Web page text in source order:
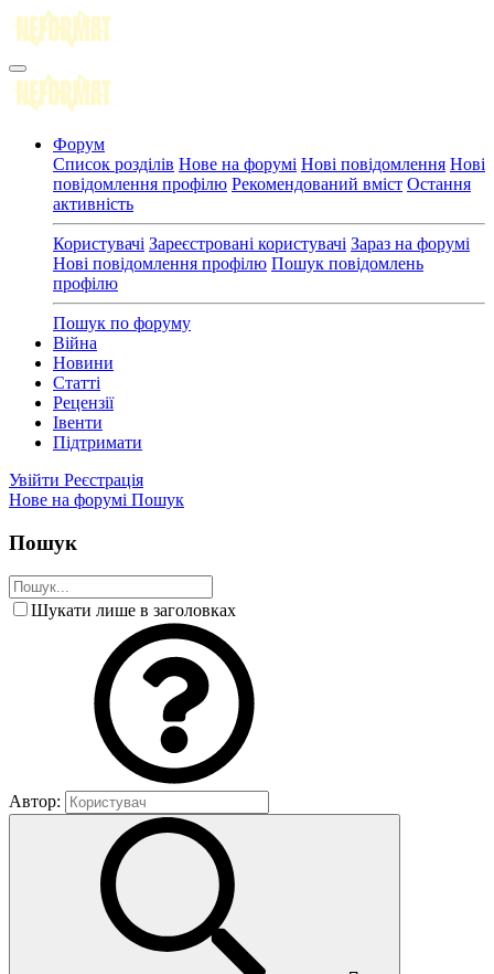
Форум
Список розділів Нове на форумі Нові повідомлення Нові
повідомлення профілю Рекомендований вміст Остання
активність
Користувачі Зареєстровані користувачі Зараз на форумі
Нові повідомлення профілю Пошук повідомлень
профілю
Пошук по форуму
Війна
Новини
Статті
Рецензії
Івенти
Підтримати
Увійти Реєстрація
Нове на форумі Пошук
Пошук
Шукати лише в заголовках
Автор: